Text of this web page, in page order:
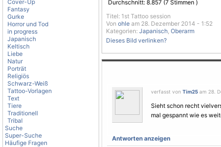
Cover-Up
Fantasy
Gurke
Horror und Tod
in progress
Japanisch
Keltisch
Liebe
Natur
Porträt
Religiös
Schwarz-Weiß
Tattoo-Vorlagen
Text
Tiere
Traditionell
Tribal
Suche
Super-Suche
Häufige Fragen
Durchschnitt: 8.857 (7 Stimmen )
Titel: 1st Tattoo session
Von ohle am 28. Dezember 2014 - 1:52
Kategorien: Japanisch, Oberarm
Dieses Bild verlinken?
verfasst von Tim25 am 28.
Sieht schon recht
mal gespannt wie es
Antworten anzeigen